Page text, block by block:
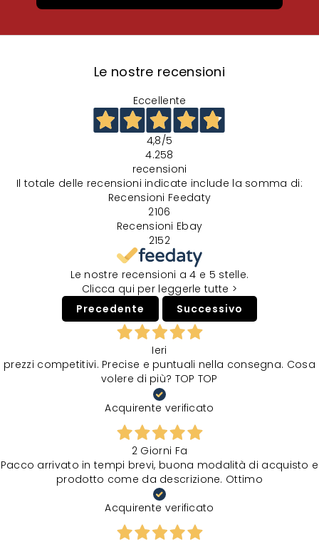
Le nostre recensioni
Eccellente
4,8/5
4.258
recensioni
Il totale delle recensioni indicate include la somma di:
Recensioni Feedaty
2106
Recensioni Ebay
2152
Le nostre recensioni a 4 e 5 stelle.
Clicca qui per leggerle tutte >
Precedente
Successivo
Ieri
prezzi competitivi. Precise e puntuali nella consegna. Cosa
volere di più? TOP TOP
Acquirente verificato
2 Giorni Fa
Pacco arrivato in tempi brevi, buona modalità di acquisto e
prodotto come da descrizione. Ottimo
Acquirente verificato